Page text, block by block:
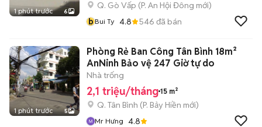
1 phút trước 6
Q. Gò Vấp (P. An Hội Đông mới)
bBui Ty 4.8 546 đã bán
1 phút trước 5
Phòng Rẻ Ban Công Tân Bình 18m²
AnNinh Bảo vệ 247 Giờ tự do
Nhà trống
2,1 triệu/tháng 15 m²
Q. Tân Bình (P. Bảy Hiền mới)
Mr Hưng 4.8